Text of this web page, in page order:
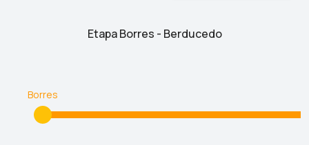
Etapa Borres - Berducedo
Borres